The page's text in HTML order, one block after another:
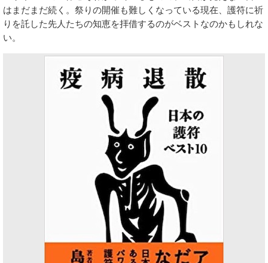
はまだまだ続く。祭りの開催も難しくなっている現在、護符に祈
りを託した先人たちの知恵を拝借するのがベストなのかもしれな
い。